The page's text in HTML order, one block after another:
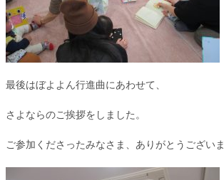
最後はぼよよん行進曲にあわせて、
さよならのご挨拶をしました。
ご参加くださったみなさま、ありがとうござい